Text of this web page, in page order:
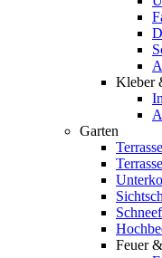
Kleber
Garten
Feuer